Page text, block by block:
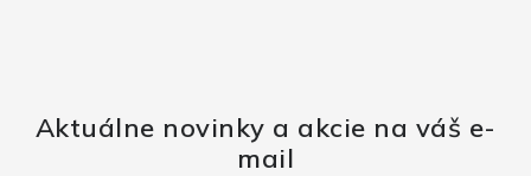
Aktuálne novinky a akcie na váš e-
mail